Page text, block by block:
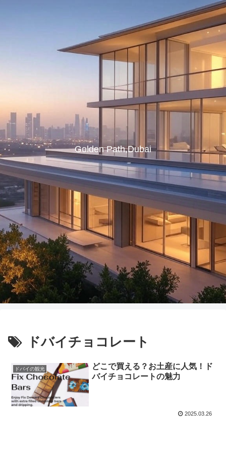
Golden Path,Dubai
ドバイチョコレート
ドバイの観光
どこで買える？お土産に人気！ド
バイチョコレートの魅力
2025.03.26